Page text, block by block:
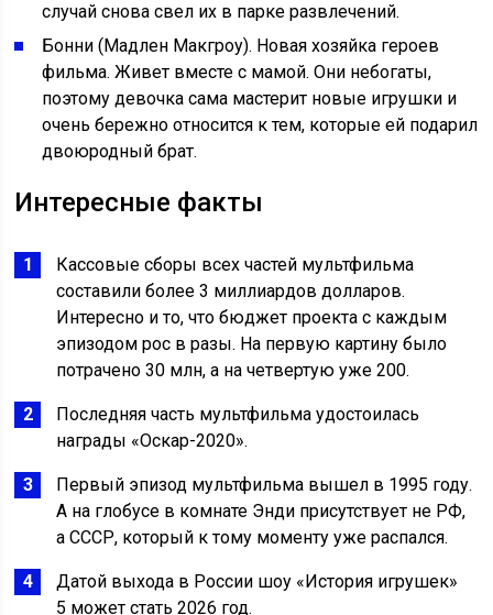
случай снова свел их в парке развлечений.
Бонни (Мадлен Макгроу). Новая хозяйка героев
фильма. Живет вместе с мамой. Они небогаты,
поэтому девочка сама мастерит новые игрушки и
очень бережно относится к тем, которые ей подарил
двоюродный брат.
Интересные факты
Кассовые сборы всех частей мультфильма
составили более 3 миллиардов долларов.
Интересно и то, что бюджет проекта с каждым
эпизодом рос в разы. На первую картину было
потрачено 30 млн, а на четвертую уже 200.
Последняя часть мультфильма удостоилась
награды «Оскар-2020».
Первый эпизод мультфильма вышел в 1995 году.
А на глобусе в комнате Энди присутствует не РФ,
а СССР, который к тому моменту уже распался.
Датой выхода в России шоу «История игрушек»
5 может стать 2026 год.